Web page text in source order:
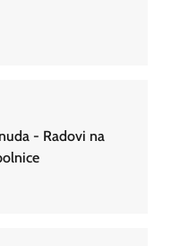
- Radovi na